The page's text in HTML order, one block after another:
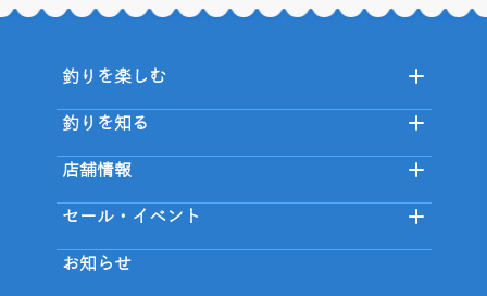
釣りを楽しむ
釣りを知る
店舗情報
セール・イベント
お知らせ